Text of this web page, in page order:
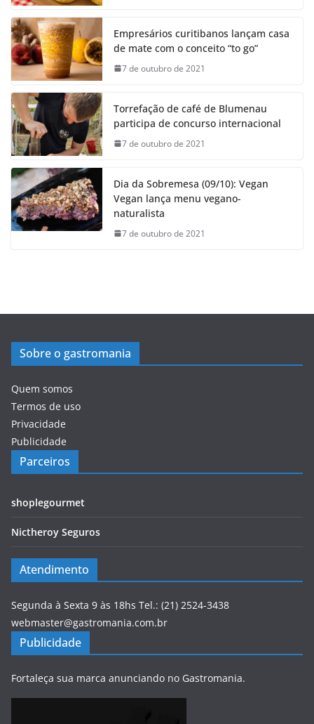
Empresários curitibanos lançam casa
de mate com o conceito “to go”
7 de outubro de 2021
Torrefação de café de Blumenau
participa de concurso internacional
7 de outubro de 2021
Dia da Sobremesa (09/10): Vegan
Vegan lança menu vegano-
naturalista
7 de outubro de 2021
Sobre o gastromania
Quem somos
Termos de uso
Privacidade
Publicidade
Parceiros
shoplegourmet
Nictheroy Seguros
Atendimento
Segunda à Sexta 9 às 18hs Tel.: (21) 2524-3438
webmaster@gastromania.com.br
Publicidade
Fortaleça sua marca anunciando no Gastromania.